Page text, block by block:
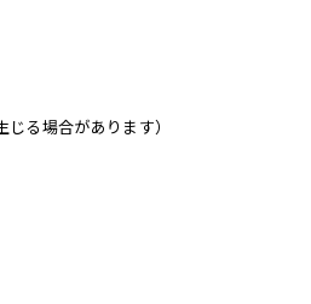
じる場合があります）